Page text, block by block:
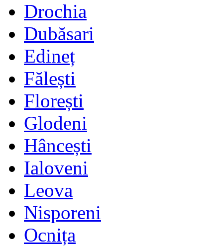
Drochia
Dubăsari
Edineț
Fălești
Florești
Glodeni
Hâncești
Ialoveni
Leova
Nisporeni
Ocnița